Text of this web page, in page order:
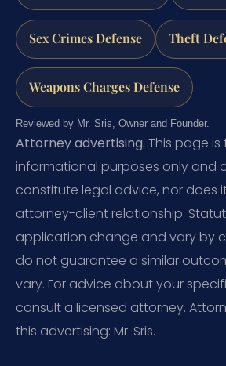
Sex Crimes Defense Theft
Weapons Charges Defense
Reviewed by Mr. Sris, Owner and Founder.
Attorney advertising. This page
informational purposes only and
constitute legal advice, nor does
attorney-client relationship.
application change and vary by
do not guarantee a similar
vary. For advice about your
consult a licensed attorney.
this advertising: Mr. Sris.